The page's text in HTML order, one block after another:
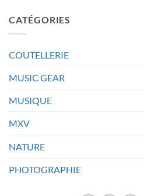
CATÉGORIES
COUTELLERIE
MUSIC GEAR
MUSIQUE
MXV
NATURE
PHOTOGRAPHIE